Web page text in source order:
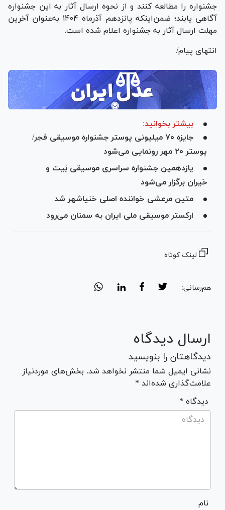
جشنواره را مطالعه کنند و از نحوه ارسال آثار به این جشنواره
آگاهی یابند؛ ضمن‌اینکه پانزدهم آذرماه ۱۴۰۴ به‌عنوان آخرین
مهلت ارسال آثار به جشنواره اعلام‌ شده است.
انتهای پیام/
بیشتر بخوانید:
جایزه ۷۰ میلیونی پوستر جشنواره موسیقی فجر/
پوستر ۲۰ مهر رونمایی می‌شود
یازدهمین جشنواره سراسری موسیقی بَیت و
حَیران برگزار می‌شود
متین مرعشی خواننده اصلی خنیاشهر شد
ارکستر موسیقی ملی ایران به سمنان می‌رود
لینک کوتاه
هم‌رسانی:
ارسال دیدگاه
دیدگاهتان را بنویسید
نشانی ایمیل شما منتشر نخواهد شد. بخش‌های موردنیاز
علامت‌گذاری شده‌اند *
* دیدگاه
نام